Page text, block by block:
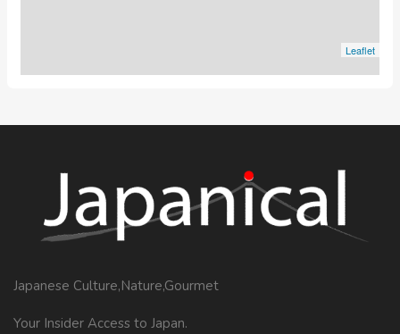
Leaflet
Japanese Culture,Nature,Gourmet
Your Insider Access to Japan.